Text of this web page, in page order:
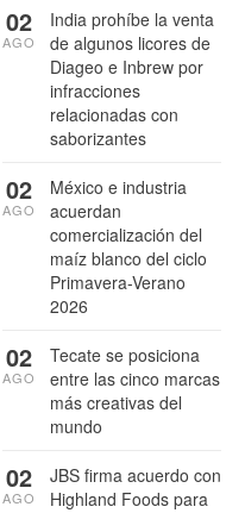
India prohíbe la venta
de algunos licores de
Diageo e Inbrew por
infracciones
relacionadas con
saborizantes
02
AGO
México e industria
acuerdan
comercialización del
maíz blanco del ciclo
Primavera-Verano
2026
02
AGO
Tecate se posiciona
entre las cinco marcas
más creativas del
mundo
02
AGO
JBS firma acuerdo con
Highland Foods para
02
AGO